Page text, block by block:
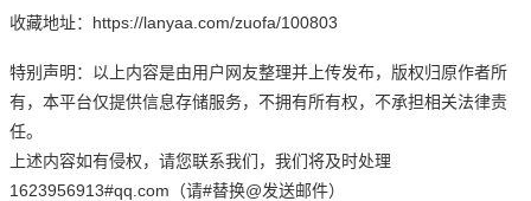
收藏地址：https://lanyaa.com/zuofa/100803
特别声明：以上内容是由用户网友整理并上传发布，版权归原作者所
有，本平台仅提供信息存储服务，不拥有所有权，不承担相关法律责
任。
上述内容如有侵权，请您联系我们，我们将及时处理
1623956913#qq.com（请#替换@发送邮件）